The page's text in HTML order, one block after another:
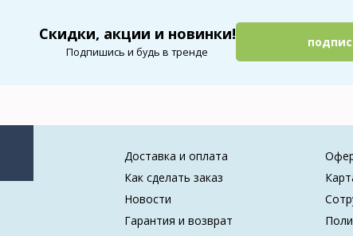
Скидки, акции и новинки!
Подпишись и будь в тренде
Доставка и оплата
Как сделать заказ
Новости
Гарантия и возврат